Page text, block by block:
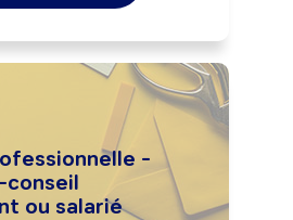
-
conseil
ou salarié